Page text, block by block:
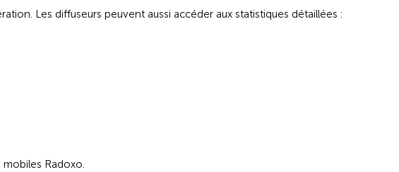
Les diffuseurs peuvent aussi accéder aux statistiques détaillées :
Radoxo.